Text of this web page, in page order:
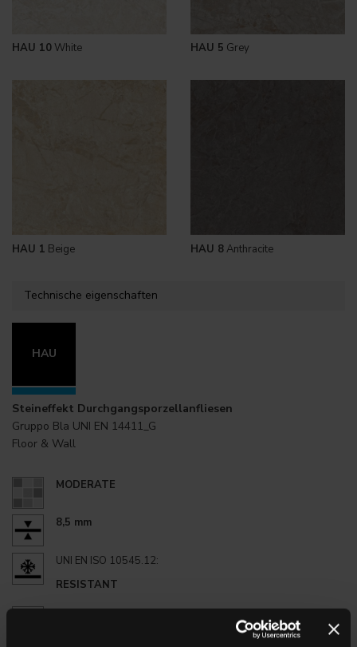
HAU 10 White HAU 5 Grey
HAU 1 Beige HAU 8Anthracite
Technische eigenschaften
HAU
Steineffekt Durchgangsporzellanfliesen
Gruppo Bla UNI EN 14411_G
Floor & Wall
MODERATE
8,5 mm
UNI EN ISO 10545.12:
RESISTANT